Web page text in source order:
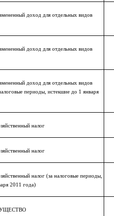
доход для отдельных видов
доход для отдельных видов
доход для отдельных видов
периоды, истекшие до 1 января
налог
налог
налог (за налоговые периоды,
2011 года)